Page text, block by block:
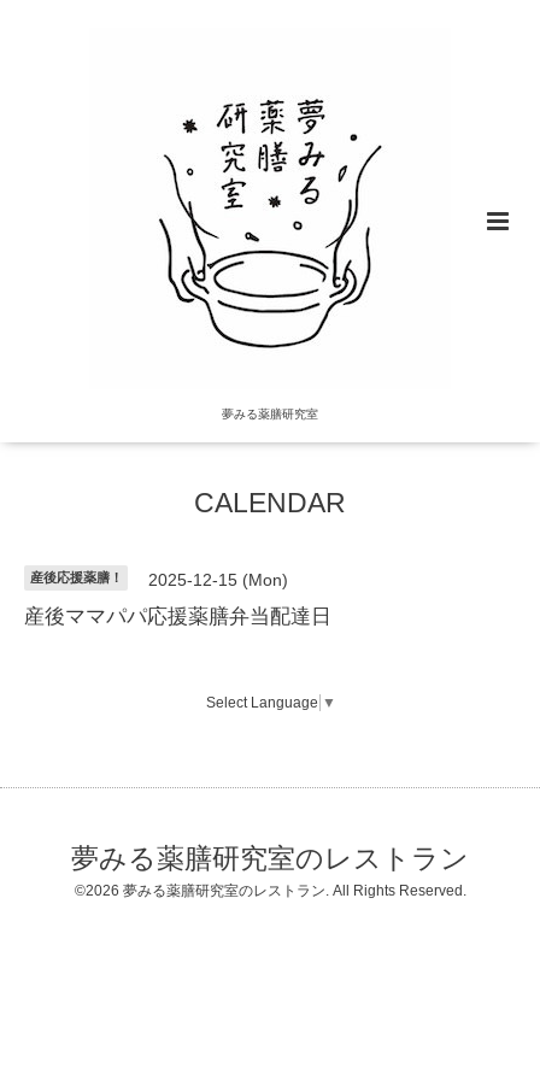
夢みる薬膳研究室
CALENDAR
産後応援薬膳！ 2025-12-15 (Mon)
産後ママパパ応援薬膳弁当配達日
Select Language ▼
夢みる薬膳研究室のレストラン
©2026 夢みる薬膳研究室のレストラン. All Rights Reserved.